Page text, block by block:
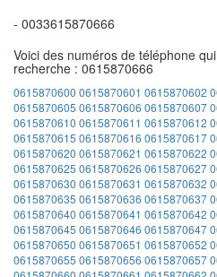
- 0033615870666
Voici des numéros de téléphone
recherche : 0615870666
0615870600 0615870601 0615870602
0615870605 0615870606 0615870607
0615870610 0615870611 0615870612
0615870615 0615870616 0615870617
0615870620 0615870621 0615870622
0615870625 0615870626 0615870627
0615870630 0615870631 0615870632
0615870635 0615870636 0615870637
0615870640 0615870641 0615870642
0615870645 0615870646 0615870647
0615870650 0615870651 0615870652
0615870655 0615870656 0615870657